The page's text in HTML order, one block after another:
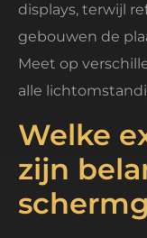
displays, terwijl
gebouwen de
Meet op
alle
Welke
zijn